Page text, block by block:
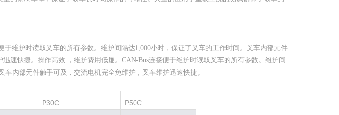
于维护时读取叉车的所有参数。维护间隔达1,000小时，保证了叉车的工作时间。叉车内部元件
速快捷。操作高效 ，维护费用低廉。CAN-Bus连接便于维护时读取叉车的所有参数。维护间
车内部元件触手可及，交流电机完全免维护，叉车维护迅速快捷。
P30C P50C